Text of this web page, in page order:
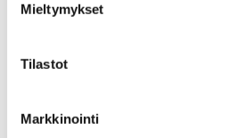
Mieltymykset
Tilastot
Markkinointi